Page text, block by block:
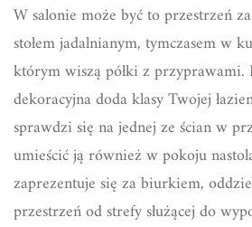
W salonie może być to przestrzeń
stołem jadalnianym, tymczasem w
którym wiszą półki z przyprawami.
dekoracyjna doda klasy Twojej
sprawdzi się na jednej ze ścian w
umieścić ją również w pokoju
zaprezentuje się za biurkiem,
przestrzeń od strefy służącej do